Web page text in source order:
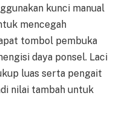
kunci manual
mencegah
tombol pembuka
daya ponsel. Laci
luas serta pengait
nilai tambah untuk